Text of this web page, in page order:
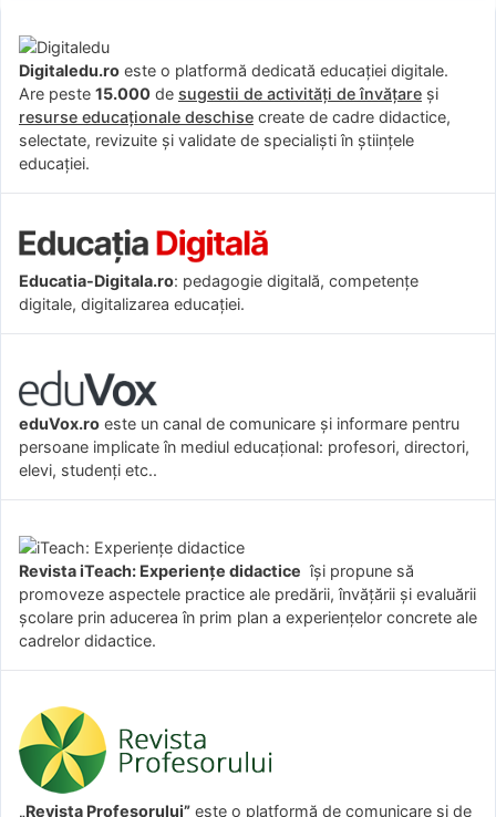
Digitaledu.ro este o platformă dedicată educației digitale.
Are peste 15.000 de sugestii de activități de învățare și
resurse educaționale deschise create de cadre didactice,
selectate, revizuite și validate de specialiști în științele
educației.
Educatia-Digitala.ro: pedagogie digitală, competențe
digitale, digitalizarea educației.
eduVox.ro este un canal de comunicare și informare pentru
persoane implicate în mediul educațional: profesori, directori,
elevi, studenți etc..
Revista iTeach: Experienţe didactice îşi propune să
promoveze aspectele practice ale predării, învăţării şi evaluării
şcolare prin aducerea în prim plan a experienţelor concrete ale
cadrelor didactice.
„Revista Profesorului” este o platformă de comunicare și de